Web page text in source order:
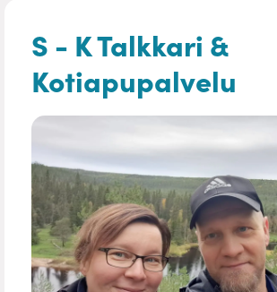
S - K Talkkari &
Kotiapupalvelu